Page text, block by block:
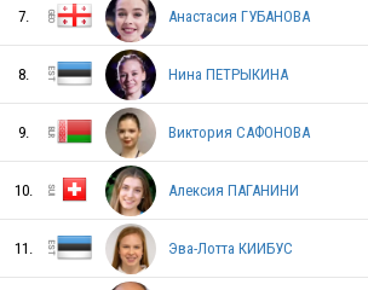
RUS
7. Анастасия ГУБАНОВА
8. Нина ПЕТРЫКИНА
9. Виктория САФОНОВА
10. Алексия ПАГАНИНИ
11. Эва-Лотта КИИБУС